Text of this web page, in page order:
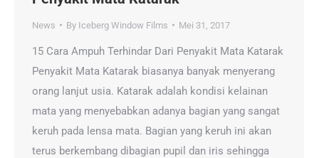
News By Iceberg Window Films Mei 31, 2017
15 Cara Ampuh Terhindar Dari Penyakit Mata Katarak
Penyakit Mata Katarak biasanya banyak menyerang
orang lanjut usia. Katarak adalah kondisi kelainan
mata yang menyebabkan adanya bagian yang sangat
keruh pada lensa mata. Bagian yang keruh ini akan
terus berkembang dibagian pupil dan iris sehingga